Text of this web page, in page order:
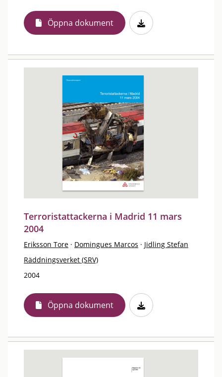
Öppna dokument
Terroristattackerna i Madrid 11 mars
2004
Eriksson Tore · Domingues Marcos · Jidling Stefan
Räddningsverket (SRV)
2004
Öppna dokument